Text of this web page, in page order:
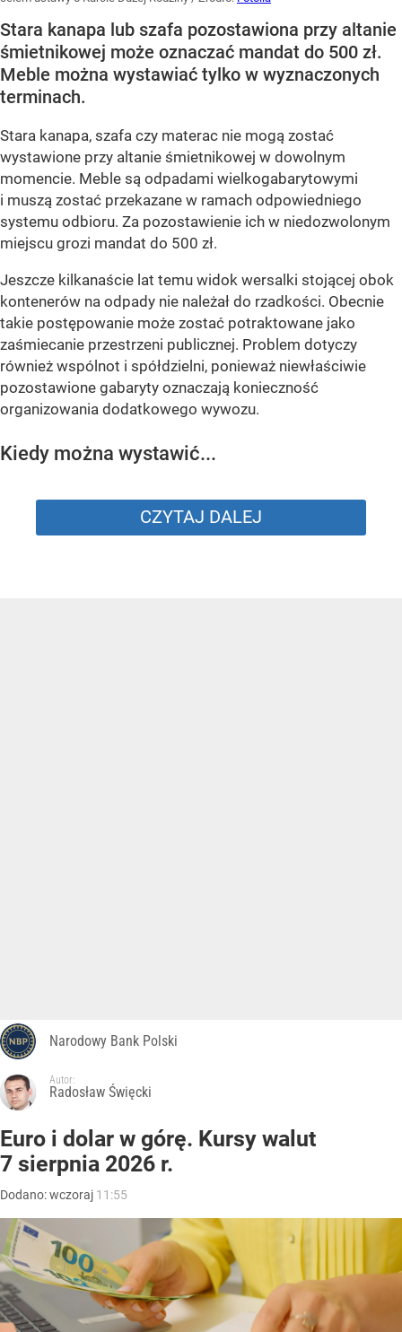
Stara kanapa lub szafa pozostawiona przy altanie
śmietnikowej może oznaczać mandat do 500 zł.
Meble można wystawiać tylko w wyznaczonych
terminach.
Stara kanapa, szafa czy materac nie mogą zostać
wystawione przy altanie śmietnikowej w dowolnym
momencie. Meble są odpadami wielkogabarytowymi
i muszą zostać przekazane w ramach odpowiedniego
systemu odbioru. Za pozostawienie ich w niedozwolonym
miejscu grozi mandat do 500 zł.
Jeszcze kilkanaście lat temu widok wersalki stojącej obok
kontenerów na odpady nie należał do rzadkości. Obecnie
takie postępowanie może zostać potraktowane jako
zaśmiecanie przestrzeni publicznej. Problem dotyczy
również wspólnot i spółdzielni, ponieważ niewłaściwie
pozostawione gabaryty oznaczają konieczność
organizowania dodatkowego wywozu.
Kiedy można wystawić...
CZYTAJ DALEJ
Narodowy Bank Polski
Autor:
Radosław Święcki
Euro i dolar w górę. Kursy walut
7 sierpnia 2026 r.
Dodano:wczoraj 11:55